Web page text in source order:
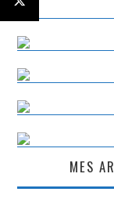
MES